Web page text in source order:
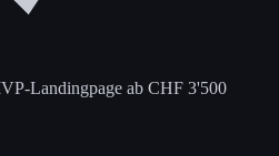
Landingpage ab CHF 3'500